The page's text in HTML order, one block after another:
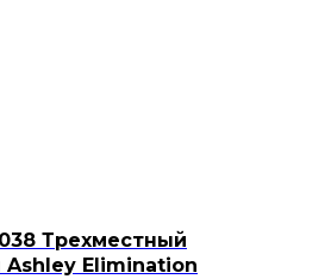
в
Трехместный
Ashley Elimination